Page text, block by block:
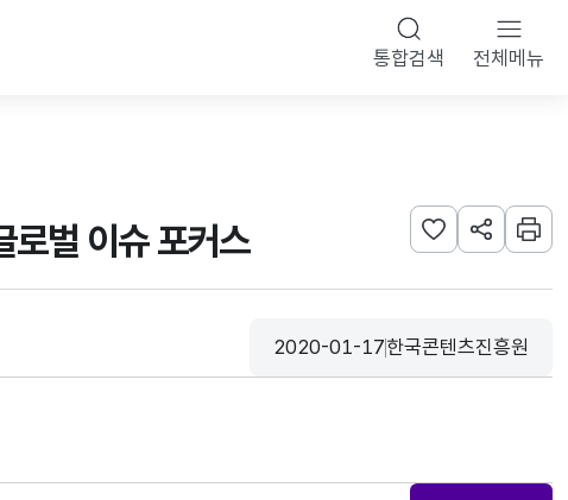
통합검색 전체메뉴
벌 이슈 포커스 관심사 등록하기
URL 공유하
인쇄
등록일
2020-01-17
수집기관
한국콘텐츠진흥원